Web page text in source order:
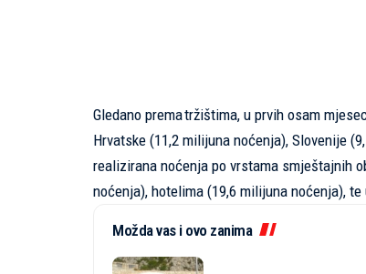
Gledano prema tržištima, u prvih osam
Hrvatske (11,2 milijuna noćenja), Slovenije
realizirana noćenja po vrstama smještajnih
noćenja), hotelima (19,6 milijuna noćenja),
Možda vas i ovo zanima